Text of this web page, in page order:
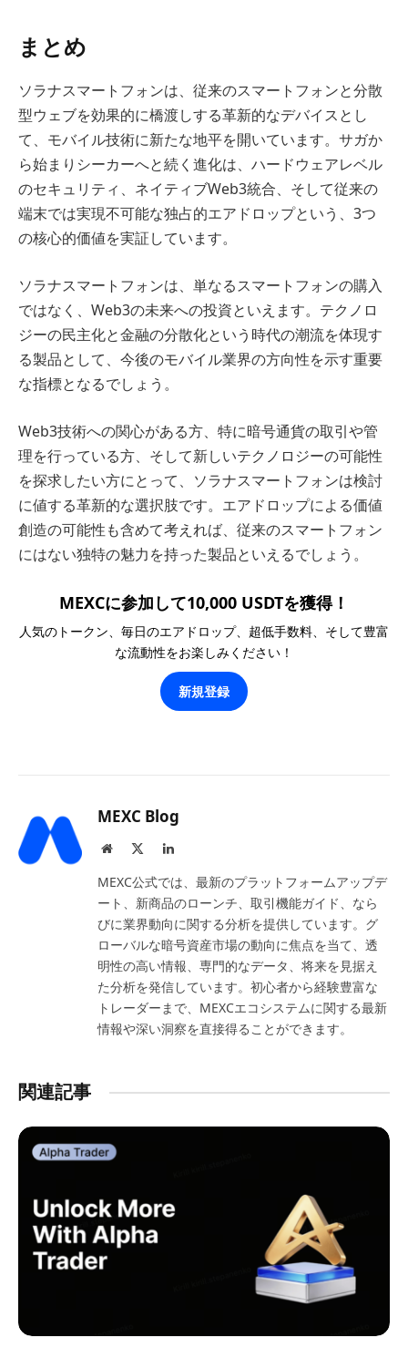
まとめ
ソラナスマートフォンは、従来のスマートフォンと分散
型ウェブを効果的に橋渡しする革新的なデバイスとし
て、モバイル技術に新たな地平を開いています。サガか
ら始まりシーカーへと続く進化は、ハードウェアレベル
のセキュリティ、ネイティブWeb3統合、そして従来の
端末では実現不可能な独占的エアドロップという、3つ
の核心的価値を実証しています。
ソラナスマートフォンは、単なるスマートフォンの購入
ではなく、Web3の未来への投資といえます。テクノロ
ジーの民主化と金融の分散化という時代の潮流を体現す
る製品として、今後のモバイル業界の方向性を示す重要
な指標となるでしょう。
Web3技術への関心がある方、特に暗号通貨の取引や管
理を行っている方、そして新しいテクノロジーの可能性
を探求したい方にとって、ソラナスマートフォンは検討
に値する革新的な選択肢です。エアドロップによる価値
創造の可能性も含めて考えれば、従来のスマートフォン
にはない独特の魅力を持った製品といえるでしょう。
MEXCに参加して10,000 USDTを獲得！
人気のトークン、毎日のエアドロップ、超低手数料、そして豊富
な流動性をお楽しみください！
新規登録
MEXC Blog
Website LinkedIn
MEXC公式では、最新のプラットフォームアップデ
ート、新商品のローンチ、取引機能ガイド、なら
びに業界動向に関する分析を提供しています。グ
ローバルな暗号資産市場の動向に焦点を当て、透
明性の高い情報、専門的なデータ、将来を見据え
た分析を発信しています。初心者から経験豊富な
トレーダーまで、MEXCエコシステムに関する最新
情報や深い洞察を直接得ることができます。
関連記事